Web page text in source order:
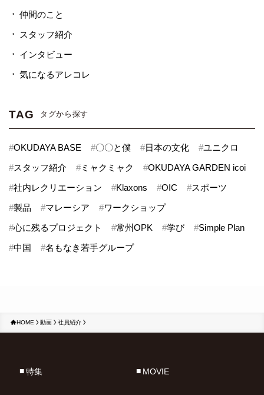
仲間のこと
スタッフ紹介
インタビュー
気になるアレコレ
TAG タグから探す
#OKUDAYA BASE #〇〇と僕 #日本の文化 #ユニクロ
#スタッフ紹介 #ミャクミャク #OKUDAYA GARDEN icoi
#社内レクリエーション #Klaxons #OIC #スポーツ
#製品 #マレーシア #ワークショップ
#心に残るプロジェクト #常州OPK #学び #Simple Plan
#中国 #名もなき若手グループ
HOME 動画 社員紹介
特集 MOVIE